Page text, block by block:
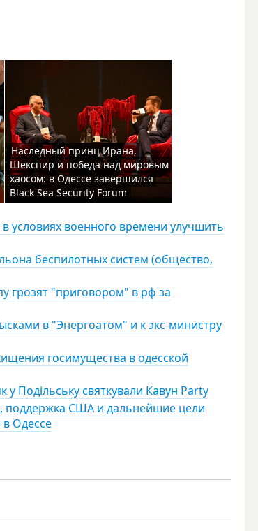
Наследный принц Ирана,
Шекспир и победа над мировым
хаосом: в Одессе завершился
Black Sea Security Forum
условиях военного времени улучшить
беспилотных систем (общество,
грозят "приговором" в рф за
в "Энергоатом" и к экс-министру
госимущества в одесской
у Подільську святкували Кавун Party
поддержка США и дальнейшие цели
в Одессе